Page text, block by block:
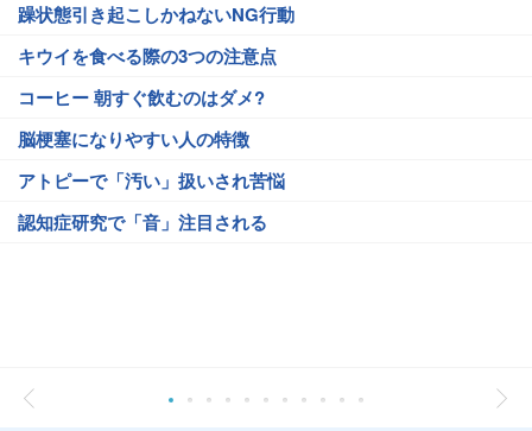
躁状態引き起こしかねないNG行動
キウイを食べる際の3つの注意点
コーヒー 朝すぐ飲むのはダメ?
脳梗塞になりやすい人の特徴
アトピーで「汚い」扱いされ苦悩
認知症研究で「音」注目される